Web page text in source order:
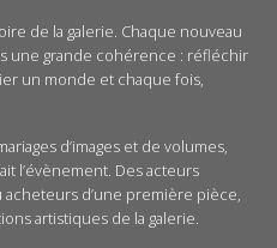
de la galerie. Chaque nouveau
une grande cohérence : réfléchir
un monde et chaque fois,
d’images et de volumes,
l’évènement. Des acteurs
d’une première pièce,
artistiques de la galerie.